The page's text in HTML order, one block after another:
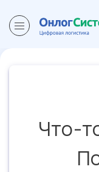
Что-